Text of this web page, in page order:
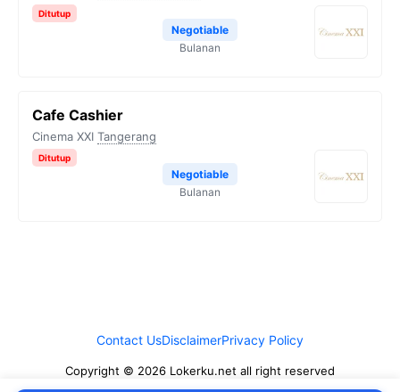
Ditutup
Negotiable
Bulanan
Cafe Cashier
Cinema XXI Tangerang
Ditutup
Negotiable
Bulanan
Contact UsDisclaimerPrivacy Policy
Copyright © 2026 Lokerku.net all right reserved